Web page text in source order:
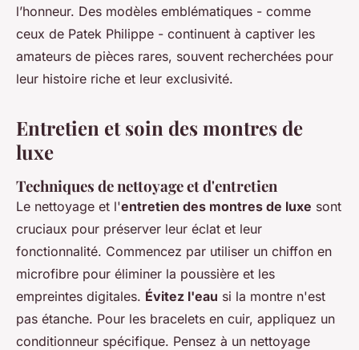
l’honneur. Des modèles emblématiques - comme
ceux de Patek Philippe - continuent à captiver les
amateurs de pièces rares, souvent recherchées pour
leur histoire riche et leur exclusivité.
Entretien et soin des montres de
luxe
Techniques de nettoyage et d'entretien
Le nettoyage et l'entretien des montres de luxe sont
cruciaux pour préserver leur éclat et leur
fonctionnalité. Commencez par utiliser un chiffon en
microfibre pour éliminer la poussière et les
empreintes digitales. Évitez l'eau si la montre n'est
pas étanche. Pour les bracelets en cuir, appliquez un
conditionneur spécifique. Pensez à un nettoyage